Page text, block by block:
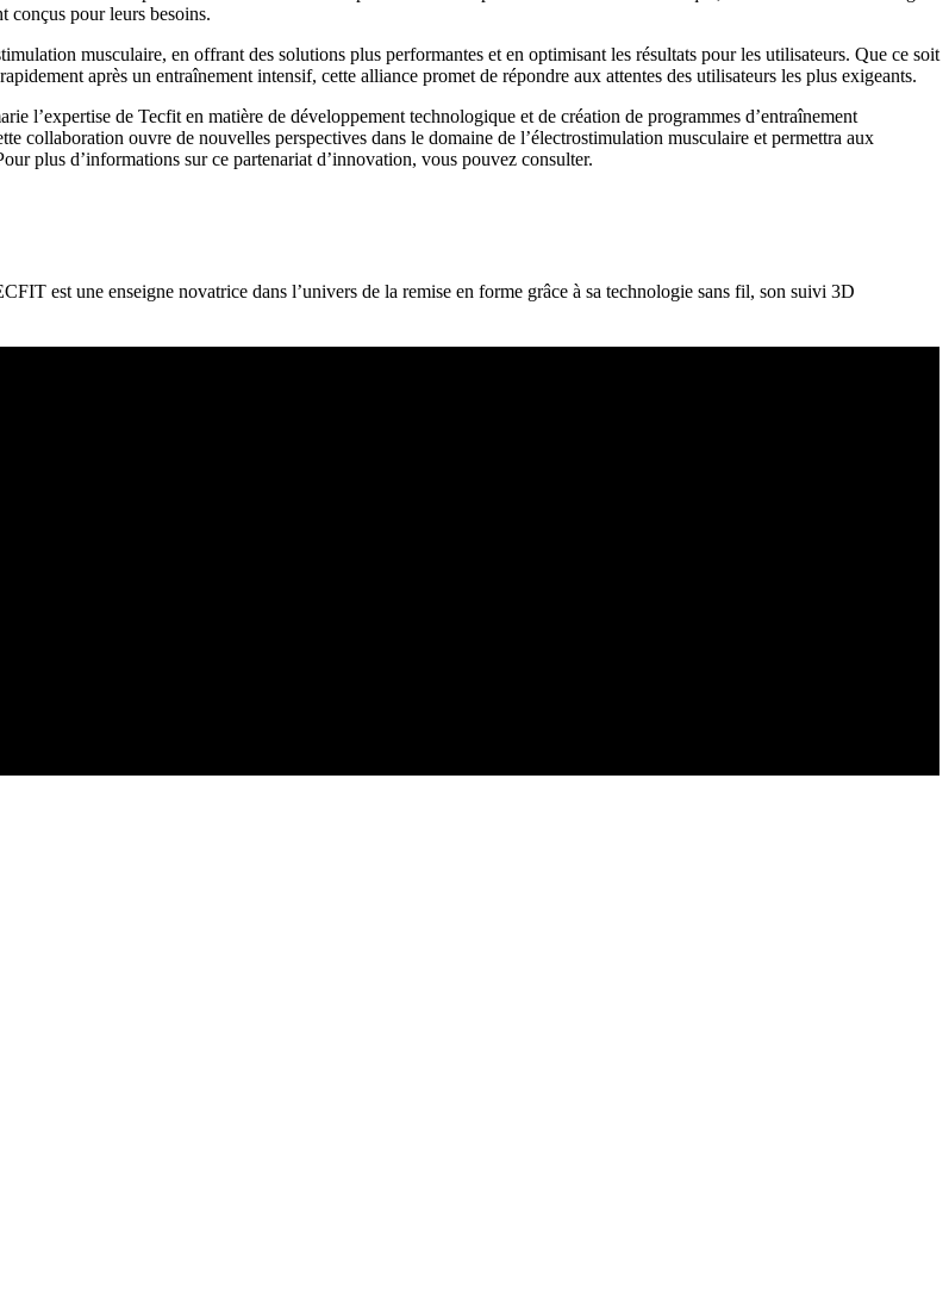
conçus pour leurs besoins.
musculaire, en offrant des solutions plus performantes et en optimisant les résultats pour les utilisateurs. Que ce soit
après un entraînement intensif, cette alliance promet de répondre aux attentes des utilisateurs les plus exigeants.
l’expertise de Tecfit en matière de développement technologique et de création de programmes d’entraînement
collaboration ouvre de nouvelles perspectives dans le domaine de l’électrostimulation musculaire et permettra aux
plus d’informations sur ce partenariat d’innovation, vous pouvez consulter.
est une enseigne novatrice dans l’univers de la remise en forme grâce à sa technologie sans fil, son suivi 3D